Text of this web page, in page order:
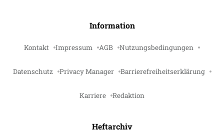
Information
Kontakt Impressum AGB Nutzungsbedingungen
Datenschutz Privacy Manager Barrierefreiheitserklärung
Karriere Redaktion
Heftarchiv